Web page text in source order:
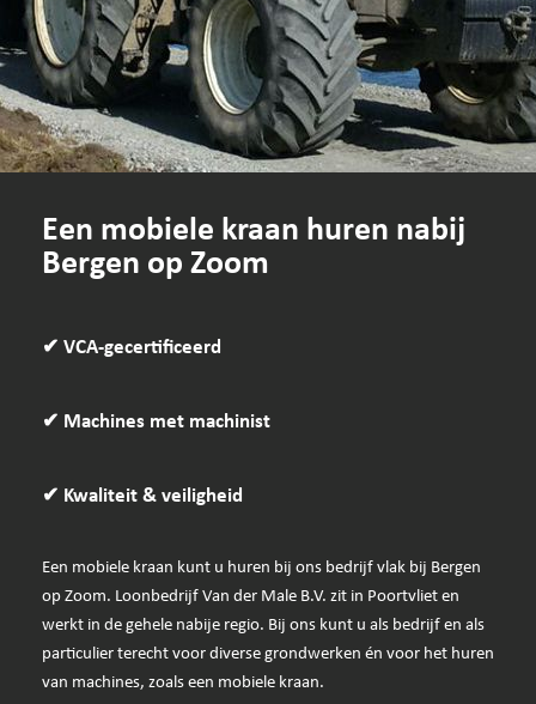
Een mobiele kraan huren nabij
Bergen op Zoom
✔ VCA-gecertificeerd
✔ Machines met machinist
✔ Kwaliteit & veiligheid
Een mobiele kraan kunt u huren bij ons bedrijf vlak bij Bergen
op Zoom. Loonbedrijf Van der Male B.V. zit in Poortvliet en
werkt in de gehele nabije regio. Bij ons kunt u als bedrijf en als
particulier terecht voor diverse grondwerken én voor het huren
van machines, zoals een mobiele kraan.